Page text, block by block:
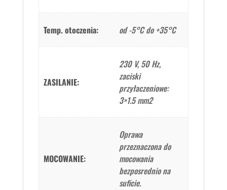
Temp. otoczenia: od -5°C do +35°C
ZASILANIE:
230 V, 50 Hz,
zaciski
przyłaczeniowe:
3×1.5 mm2
MOCOWANIE:
Oprawa
przeznaczona do
mocowania
bezposrednio na
suficie.